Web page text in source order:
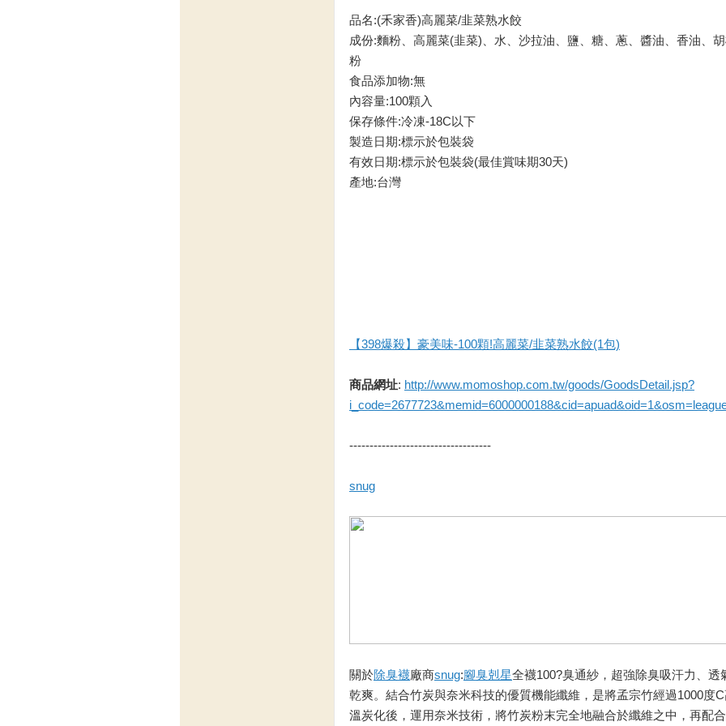
品名:(禾家香)高麗菜/韭菜熟水餃
成份:麵粉、高麗菜(韭菜)、水、沙拉油、鹽、糖、蔥、醬油、香油、
粉
食品添加物:無
內容量:100顆入
保存條件:冷凍-18C以下
製造日期:標示於包裝袋
有效日期:標示於包裝袋(最佳賞味期30天)
產地:台灣
【398爆殺】豪美味-100顆!高麗菜/韭菜熟水餃(1包)
商品網址: http://www.momoshop.com.tw/goods/GoodsDetail.jsp?
-----------------------------------
snug
關於除臭襪廠商snug:腳臭剋星全襪100?臭通紗，超強除臭吸汗力、透
乾爽。結合竹炭與奈米科技的優質機能纖維，是將孟宗竹經過1000度
溫炭化後，運用奈米技術，將竹炭粉末完全地融合於纖維之中，再配